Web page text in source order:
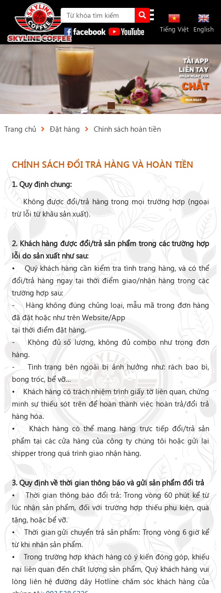
Tiếng Việt English
Trang chủ Đặt hàng Chính sách hoàn tiền
CHÍNH SÁCH ĐỔI TRẢ HÀNG VÀ HOÀN TIỀN
1. Quy định chung:
Không được đổi/trả hàng trong mọi trường hợp (ngoại
trừ lỗi từ khâu sản xuất).
2. Khách hàng được đổi/trả sản phẩm trong các trường hợp
lỗi do sản xuất như sau:
• Quý khách hàng cần kiểm tra tình trạng hàng, và có thể
đổi/trả hàng ngay tại thời điểm giao/nhận hàng trong các
trường hợp sau:
- Hàng không đúng chủng loại, mẫu mã trong đơn hàng
đã đặt hoặc như trên Website/App
tại thời điểm đặt hàng.
- Không đủ số lượng, không đủ combo như trong đơn
hàng.
- Tình trạng bên ngoài bị ảnh hưởng như: rách bao bì,
bong tróc, bể vỡ…
• Khách hàng có trách nhiệm trình giấy tờ liên quan, chứng
minh sự thiếu sót trên để hoàn thành việc hoàn trả/đổi trả
hàng hóa.
• Khách hàng có thể mang hàng trực tiếp đổi/trả sản
phẩm tại các cửa hàng của công ty chúng tôi hoặc gửi lại
shipper trong quá trình giao nhận hàng.
3. Quy định về thời gian thông báo và gửi sản phẩm đổi trả
• Thời gian thông báo đổi trả: Trong vòng 60 phút kể từ
lúc nhận sản phẩm, đối với trường hợp thiếu phụ kiện, quà
tặng, hoặc bể vỡ.
• Thời gian gửi chuyển trả sản phẩm: Trong vòng 6 giờ kể
từ khi nhận sản phẩm.
• Trong trường hợp khách hàng có ý kiến đóng góp, khiếu
nại liên quan đến chất lượng sản phẩm, Quý khách hàng vui
lòng liên hệ đường dây Hotline chăm sóc khách hàng của